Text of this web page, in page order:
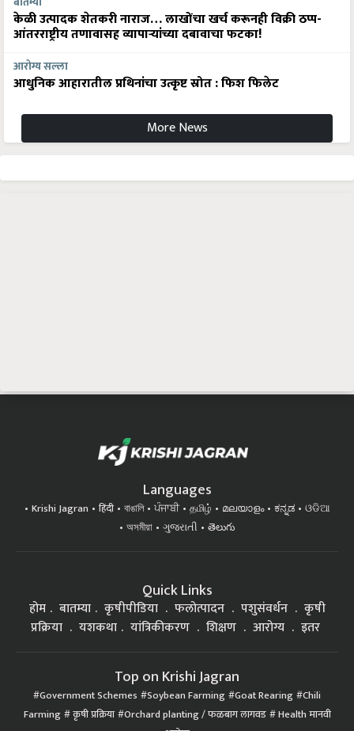
केळी उत्पादक शेतकरी नाराज… लाखोंचा खर्च करूनही विक्री ठप्प-
आंतरराष्ट्रीय तणावासह व्यापाऱ्यांच्या दबावाचा फटका!
आरोग्य सल्ला
आधुनिक आहारातील प्रथिनांचा उत्कृष्ट स्रोत : फिश फिलेट
More News
Languages
Krishi Jagran हिंदी বাঙালি ਪੰਜਾਬੀ தமிழ் മലയാളം ಕನ್ನಡ
ଓଡିଆ
অসমীয়া
ગુજરાતી తెలుగు
Quick Links
होम बातम्या कृषीपीडिया फलोत्पादन पशुसंवर्धन
कृषी
प्रक्रिया
यशकथा यांत्रिकीकरण शिक्षण आरोग्य इतर
Top on Krishi Jagran
Government Schemes Soybean Farming Goat Rearing Chili
Farming कृषी प्रक्रिया Orchard planting / फळबाग लागवड Health मानवी